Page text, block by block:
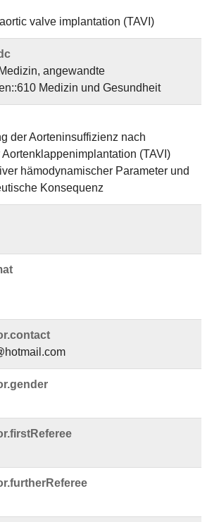
valve implantation (TAVI)
angewandte
Medizin und Gesundheit
der Aorteninsuffizienz nach
(TAVI)
hämodynamischer Parameter und
Konsequenz